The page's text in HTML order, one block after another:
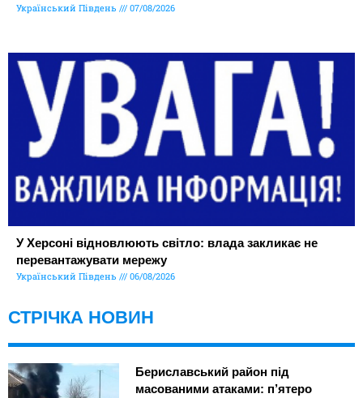
Український Південь 07/08/2026
У Херсоні відновлюють світло: влада закликає не
перевантажувати мережу
Український Південь 06/08/2026
СТРІЧКА НОВИН
Бериславський район під
масованими атаками: п’ятеро